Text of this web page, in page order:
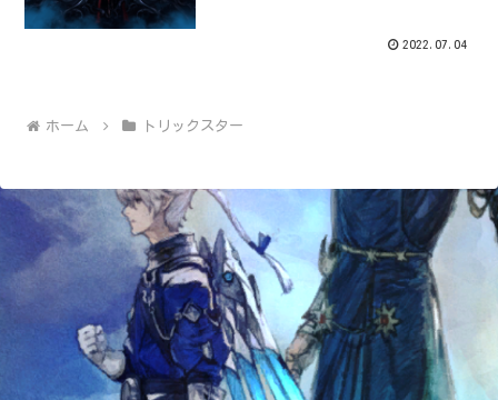
2022.07.04
ホーム トリックスター